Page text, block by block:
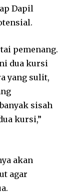
Dapil
pemenang.
dua kursi
yang sulit,
sisah
kursi,”
akan
agar